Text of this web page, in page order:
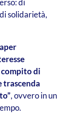
di
solidarietà,
compito di
trascenda
, ovvero in un